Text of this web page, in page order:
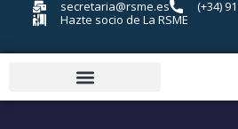
secretaria@rsme.es
(+34)
Hazte socio de La RSME